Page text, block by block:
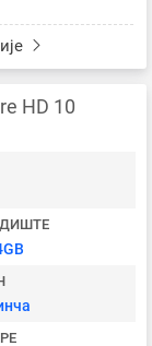
HD 10